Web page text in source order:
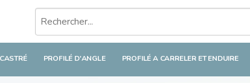
PROFILÉ D'ANGLE PROFILÉ A CARRELER ET ENDUIRE
pour profilé LED d'angle EVO307